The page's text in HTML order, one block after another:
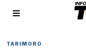
TARIMORO